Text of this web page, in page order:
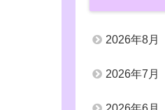
2026年8月
2026年7月